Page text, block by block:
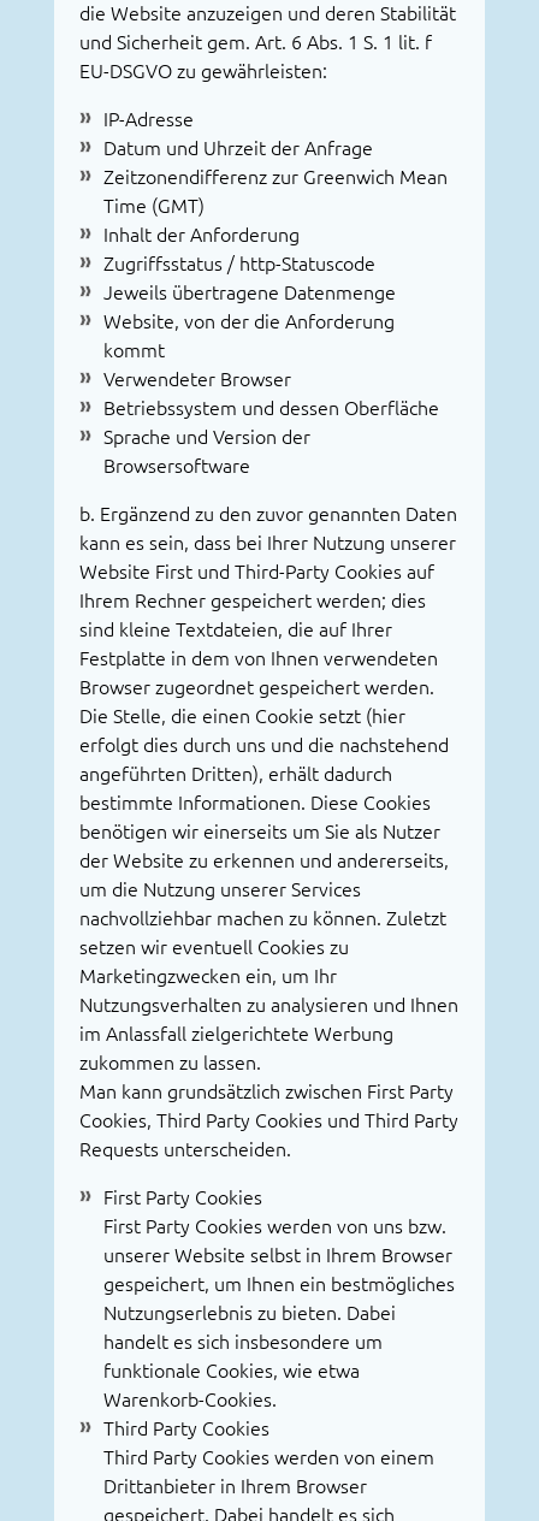
die Website anzuzeigen und deren Stabilität
und Sicherheit gem. Art. 6 Abs. 1 S. 1 lit. f
EU-DSGVO zu gewährleisten:
IP-Adresse
Datum und Uhrzeit der Anfrage
Zeitzonendifferenz zur Greenwich Mean
Time (GMT)
Inhalt der Anforderung
Zugriffsstatus / http-Statuscode
Jeweils übertragene Datenmenge
Website, von der die Anforderung
kommt
Verwendeter Browser
Betriebssystem und dessen Oberfläche
Sprache und Version der
Browsersoftware
b. Ergänzend zu den zuvor genannten Daten
kann es sein, dass bei Ihrer Nutzung unserer
Website First und Third-Party Cookies auf
Ihrem Rechner gespeichert werden; dies
sind kleine Textdateien, die auf Ihrer
Festplatte in dem von Ihnen verwendeten
Browser zugeordnet gespeichert werden.
Die Stelle, die einen Cookie setzt (hier
erfolgt dies durch uns und die nachstehend
angeführten Dritten), erhält dadurch
bestimmte Informationen. Diese Cookies
benötigen wir einerseits um Sie als Nutzer
der Website zu erkennen und andererseits,
um die Nutzung unserer Services
nachvollziehbar machen zu können. Zuletzt
setzen wir eventuell Cookies zu
Marketingzwecken ein, um Ihr
Nutzungsverhalten zu analysieren und Ihnen
im Anlassfall zielgerichtete Werbung
zukommen zu lassen.
Man kann grundsätzlich zwischen First Party
Cookies, Third Party Cookies und Third Party
Requests unterscheiden.
First Party Cookies
First Party Cookies werden von uns bzw.
unserer Website selbst in Ihrem Browser
gespeichert, um Ihnen ein bestmögliches
Nutzungserlebnis zu bieten. Dabei
handelt es sich insbesondere um
funktionale Cookies, wie etwa
Warenkorb-Cookies.
Third Party Cookies
Third Party Cookies werden von einem
Drittanbieter in Ihrem Browser
gespeichert. Dabei handelt es sich